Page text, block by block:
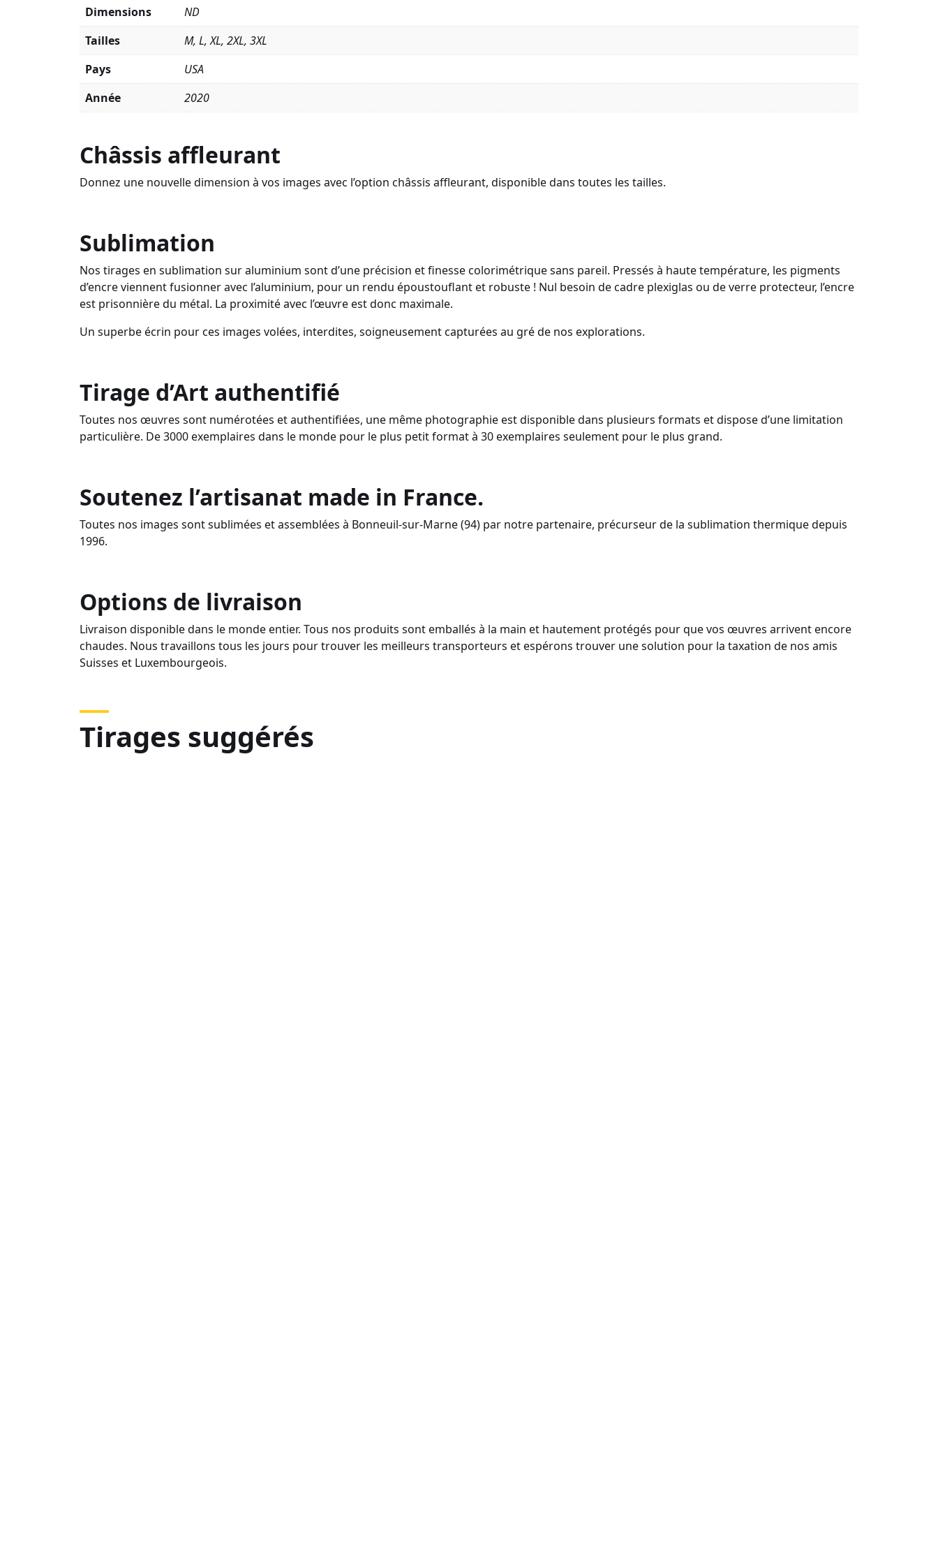
Châssis affleurant
Donnez une nouvelle dimension à vos images avec l’option châssis affleurant, disponible dans toutes les tailles.
Sublimation
Nos tirages en sublimation sur aluminium sont d’une précision et finesse colorimétrique sans pareil. Pressés à haute température, les pigments
d’encre viennent fusionner avec l’aluminium, pour un rendu époustouflant et robuste ! Nul besoin de cadre plexiglas ou de verre protecteur, l’encre
est prisonnière du métal. La proximité avec l’œuvre est donc maximale.
Un superbe écrin pour ces images volées, interdites, soigneusement capturées au gré de nos explorations.
Tirage d’Art authentifié
Toutes nos œuvres sont numérotées et authentifiées, une même photographie est disponible dans plusieurs formats et dispose d’une limitation
particulière. De 3000 exemplaires dans le monde pour le plus petit format à 30 exemplaires seulement pour le plus grand.
Soutenez l’artisanat made in France.
Toutes nos images sont sublimées et assemblées à Bonneuil-sur-Marne (94) par notre partenaire, précurseur de la sublimation thermique depuis
1996.
Options de livraison
Livraison disponible dans le monde entier. Tous nos produits sont emballés à la main et hautement protégés pour que vos œuvres arrivent encore
chaudes. Nous travaillons tous les jours pour trouver les meilleurs transporteurs et espérons trouver une solution pour la taxation de nos amis
Suisses et Luxembourgeois.
Dimensions
ND
Tailles
M, L, XL, 2XL, 3XL
Pays
USA
Année
2020
Tirages suggérés